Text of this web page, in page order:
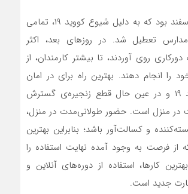
اولین روزهای اسفند بود که به دلیل شیوع کووید ۱۹، تمامی
تعطیل شد. در روزهای بعد، اکثر
روی آوردند، تا بیشتر کارمندان، از
را انجام دهند. بهترین راه برای در امان
ماندن از کووید ۱۹ و در عین حال قطع زنجیره‌ی گسترش
در منزل است. حضور طولانی‌مدت در منزل،
و کسالت‌آور باشد؛ بنابراین بهترین
از فرصت به وجود آمده نهایت استفاده را
کارها، استفاده از دوره‌های آنلاین و
جدید است.